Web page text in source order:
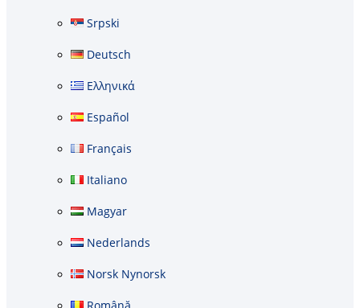
Srpski
Deutsch
Ελληνικά
Español
Français
Italiano
Magyar
Nederlands
Norsk Nynorsk
Română